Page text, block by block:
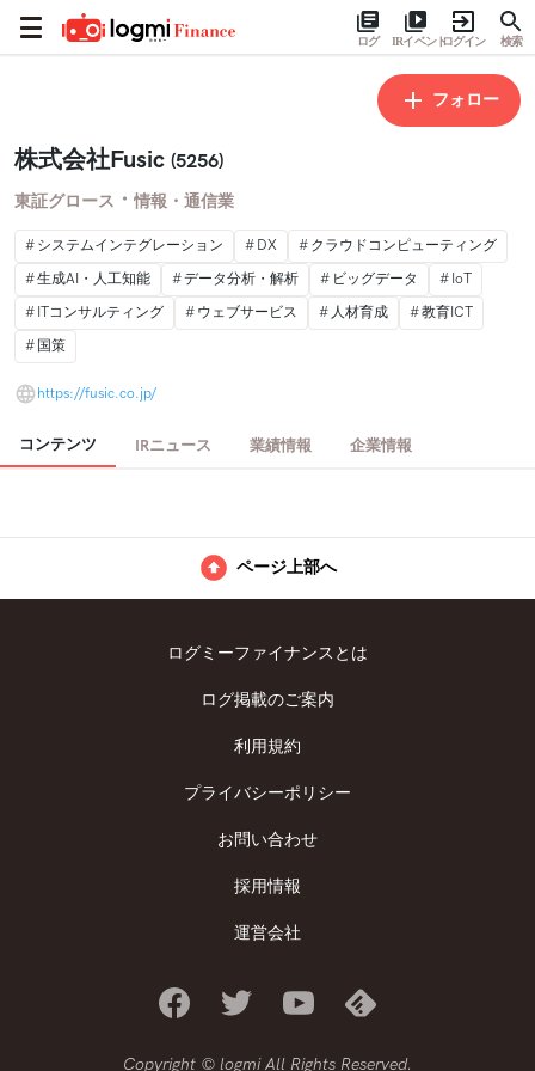
ログ IRイベントログイン 検索
フォロー
株式会社Fusic (5256)
東証グロース ・ 情報・通信業
システムインテグレーション DX
クラウドコンピューティング
生成AI・人工知能
データ分析・解析 ビッグデータ
IoT
ITコンサルティング
ウェブサービス 人材育成
教育ICT
国策
https://fusic.co.jp/
コンテンツ IRニュース 業績情報 企業情報
ページ上部へ
ログミーファイナンスとは
ログ掲載のご案内
利用規約
プライバシーポリシー
お問い合わせ
採用情報
運営会社
Copyright © logmi All Rights Reserved.